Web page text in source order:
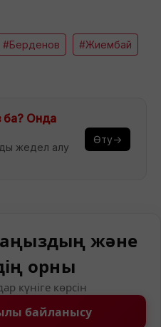
#Берденов #Жиембай
ба? Онда
жедел алу
Өту→
және
орны
күніге көрсін
байланысу